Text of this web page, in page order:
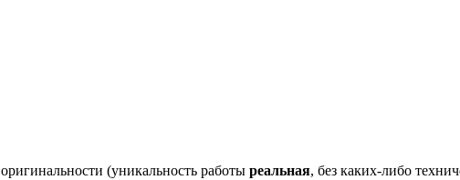
оригинальности (уникальность работы реальная, без каких-либо